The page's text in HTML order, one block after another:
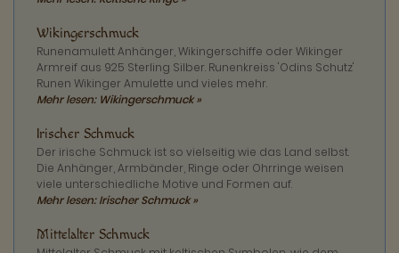
Wikingerschmuck
Runenamulett Anhänger, Wikingerschiffe oder Wikinger
Armreif aus 925 Sterling Silber. Runenkreiss 'Odins Schutz'
Runen Wikinger Amulette und vieles mehr.
Mehr lesen: Wikingerschmuck »
Irischer Schmuck
Der irische Schmuck ist so vielseitig wie das Land selbst.
Die Anhänger, Armbänder, Ringe oder Ohrringe weisen
viele unterschiedliche Motive und Formen auf.
Mehr lesen: Irischer Schmuck »
Mittelalter Schmuck